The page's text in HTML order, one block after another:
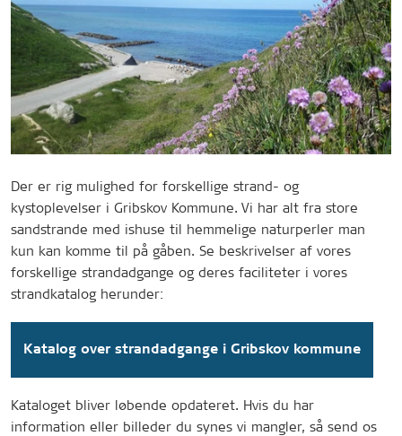
Der er rig mulighed for forskellige strand- og
kystoplevelser i Gribskov Kommune. Vi har alt fra store
sandstrande med ishuse til hemmelige naturperler man
kun kan komme til på gåben. Se beskrivelser af vores
forskellige strandadgange og deres faciliteter i vores
strandkatalog herunder:
Katalog over strandadgange i Gribskov kommune
Kataloget bliver løbende opdateret. Hvis du har
information eller billeder du synes vi mangler, så send os